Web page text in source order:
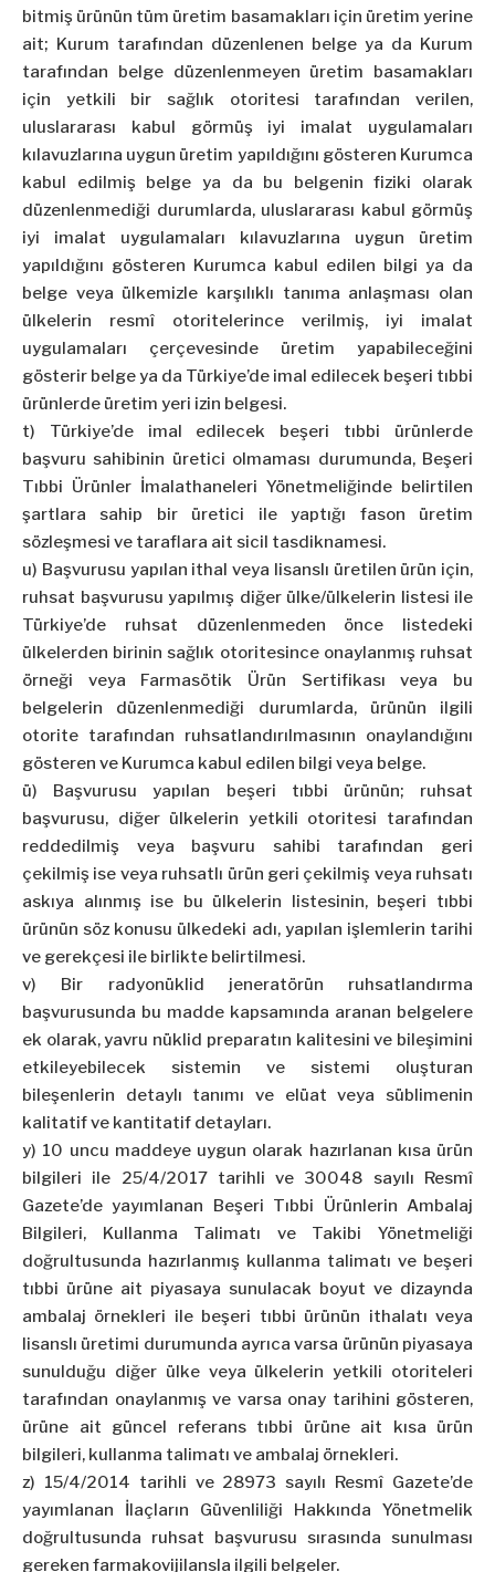
bitmiş ürünün tüm üretim basamakları için üretim yerine
ait; Kurum tarafından düzenlenen belge ya da Kurum
tarafından belge düzenlenmeyen üretim basamakları
için yetkili bir sağlık otoritesi tarafından verilen,
uluslararası kabul görmüş iyi imalat uygulamaları
kılavuzlarına uygun üretim yapıldığını gösteren Kurumca
kabul edilmiş belge ya da bu belgenin fiziki olarak
düzenlenmediği durumlarda, uluslararası kabul görmüş
iyi imalat uygulamaları kılavuzlarına uygun üretim
yapıldığını gösteren Kurumca kabul edilen bilgi ya da
belge veya ülkemizle karşılıklı tanıma anlaşması olan
ülkelerin resmî otoritelerince verilmiş, iyi imalat
uygulamaları çerçevesinde üretim yapabileceğini
gösterir belge ya da Türkiye’de imal edilecek beşeri tıbbi
ürünlerde üretim yeri izin belgesi.
t) Türkiye’de imal edilecek beşeri tıbbi ürünlerde
başvuru sahibinin üretici olmaması durumunda, Beşeri
Tıbbi Ürünler İmalathaneleri Yönetmeliğinde belirtilen
şartlara sahip bir üretici ile yaptığı fason üretim
sözleşmesi ve taraflara ait sicil tasdiknamesi.
u) Başvurusu yapılan ithal veya lisanslı üretilen ürün için,
ruhsat başvurusu yapılmış diğer ülke/ülkelerin listesi ile
Türkiye’de ruhsat düzenlenmeden önce listedeki
ülkelerden birinin sağlık otoritesince onaylanmış ruhsat
örneği veya Farmasötik Ürün Sertifikası veya bu
belgelerin düzenlenmediği durumlarda, ürünün ilgili
otorite tarafından ruhsatlandırılmasının onaylandığını
gösteren ve Kurumca kabul edilen bilgi veya belge.
ü) Başvurusu yapılan beşeri tıbbi ürünün; ruhsat
başvurusu, diğer ülkelerin yetkili otoritesi tarafından
reddedilmiş veya başvuru sahibi tarafından geri
çekilmiş ise veya ruhsatlı ürün geri çekilmiş veya ruhsatı
askıya alınmış ise bu ülkelerin listesinin, beşeri tıbbi
ürünün söz konusu ülkedeki adı, yapılan işlemlerin tarihi
ve gerekçesi ile birlikte belirtilmesi.
v) Bir radyonüklid jeneratörün ruhsatlandırma
başvurusunda bu madde kapsamında aranan belgelere
ek olarak, yavru nüklid preparatın kalitesini ve bileşimini
etkileyebilecek sistemin ve sistemi oluşturan
bileşenlerin detaylı tanımı ve elüat veya süblimenin
kalitatif ve kantitatif detayları.
y) 10 uncu maddeye uygun olarak hazırlanan kısa ürün
bilgileri ile 25/4/2017 tarihli ve 30048 sayılı Resmî
Gazete’de yayımlanan Beşeri Tıbbi Ürünlerin Ambalaj
Bilgileri, Kullanma Talimatı ve Takibi Yönetmeliği
doğrultusunda hazırlanmış kullanma talimatı ve beşeri
tıbbi ürüne ait piyasaya sunulacak boyut ve dizaynda
ambalaj örnekleri ile beşeri tıbbi ürünün ithalatı veya
lisanslı üretimi durumunda ayrıca varsa ürünün piyasaya
sunulduğu diğer ülke veya ülkelerin yetkili otoriteleri
tarafından onaylanmış ve varsa onay tarihini gösteren,
ürüne ait güncel referans tıbbi ürüne ait kısa ürün
bilgileri, kullanma talimatı ve ambalaj örnekleri.
z) 15/4/2014 tarihli ve 28973 sayılı Resmî Gazete’de
yayımlanan İlaçların Güvenliliği Hakkında Yönetmelik
doğrultusunda ruhsat başvurusu sırasında sunulması
gereken farmakovijilansla ilgili belgeler.